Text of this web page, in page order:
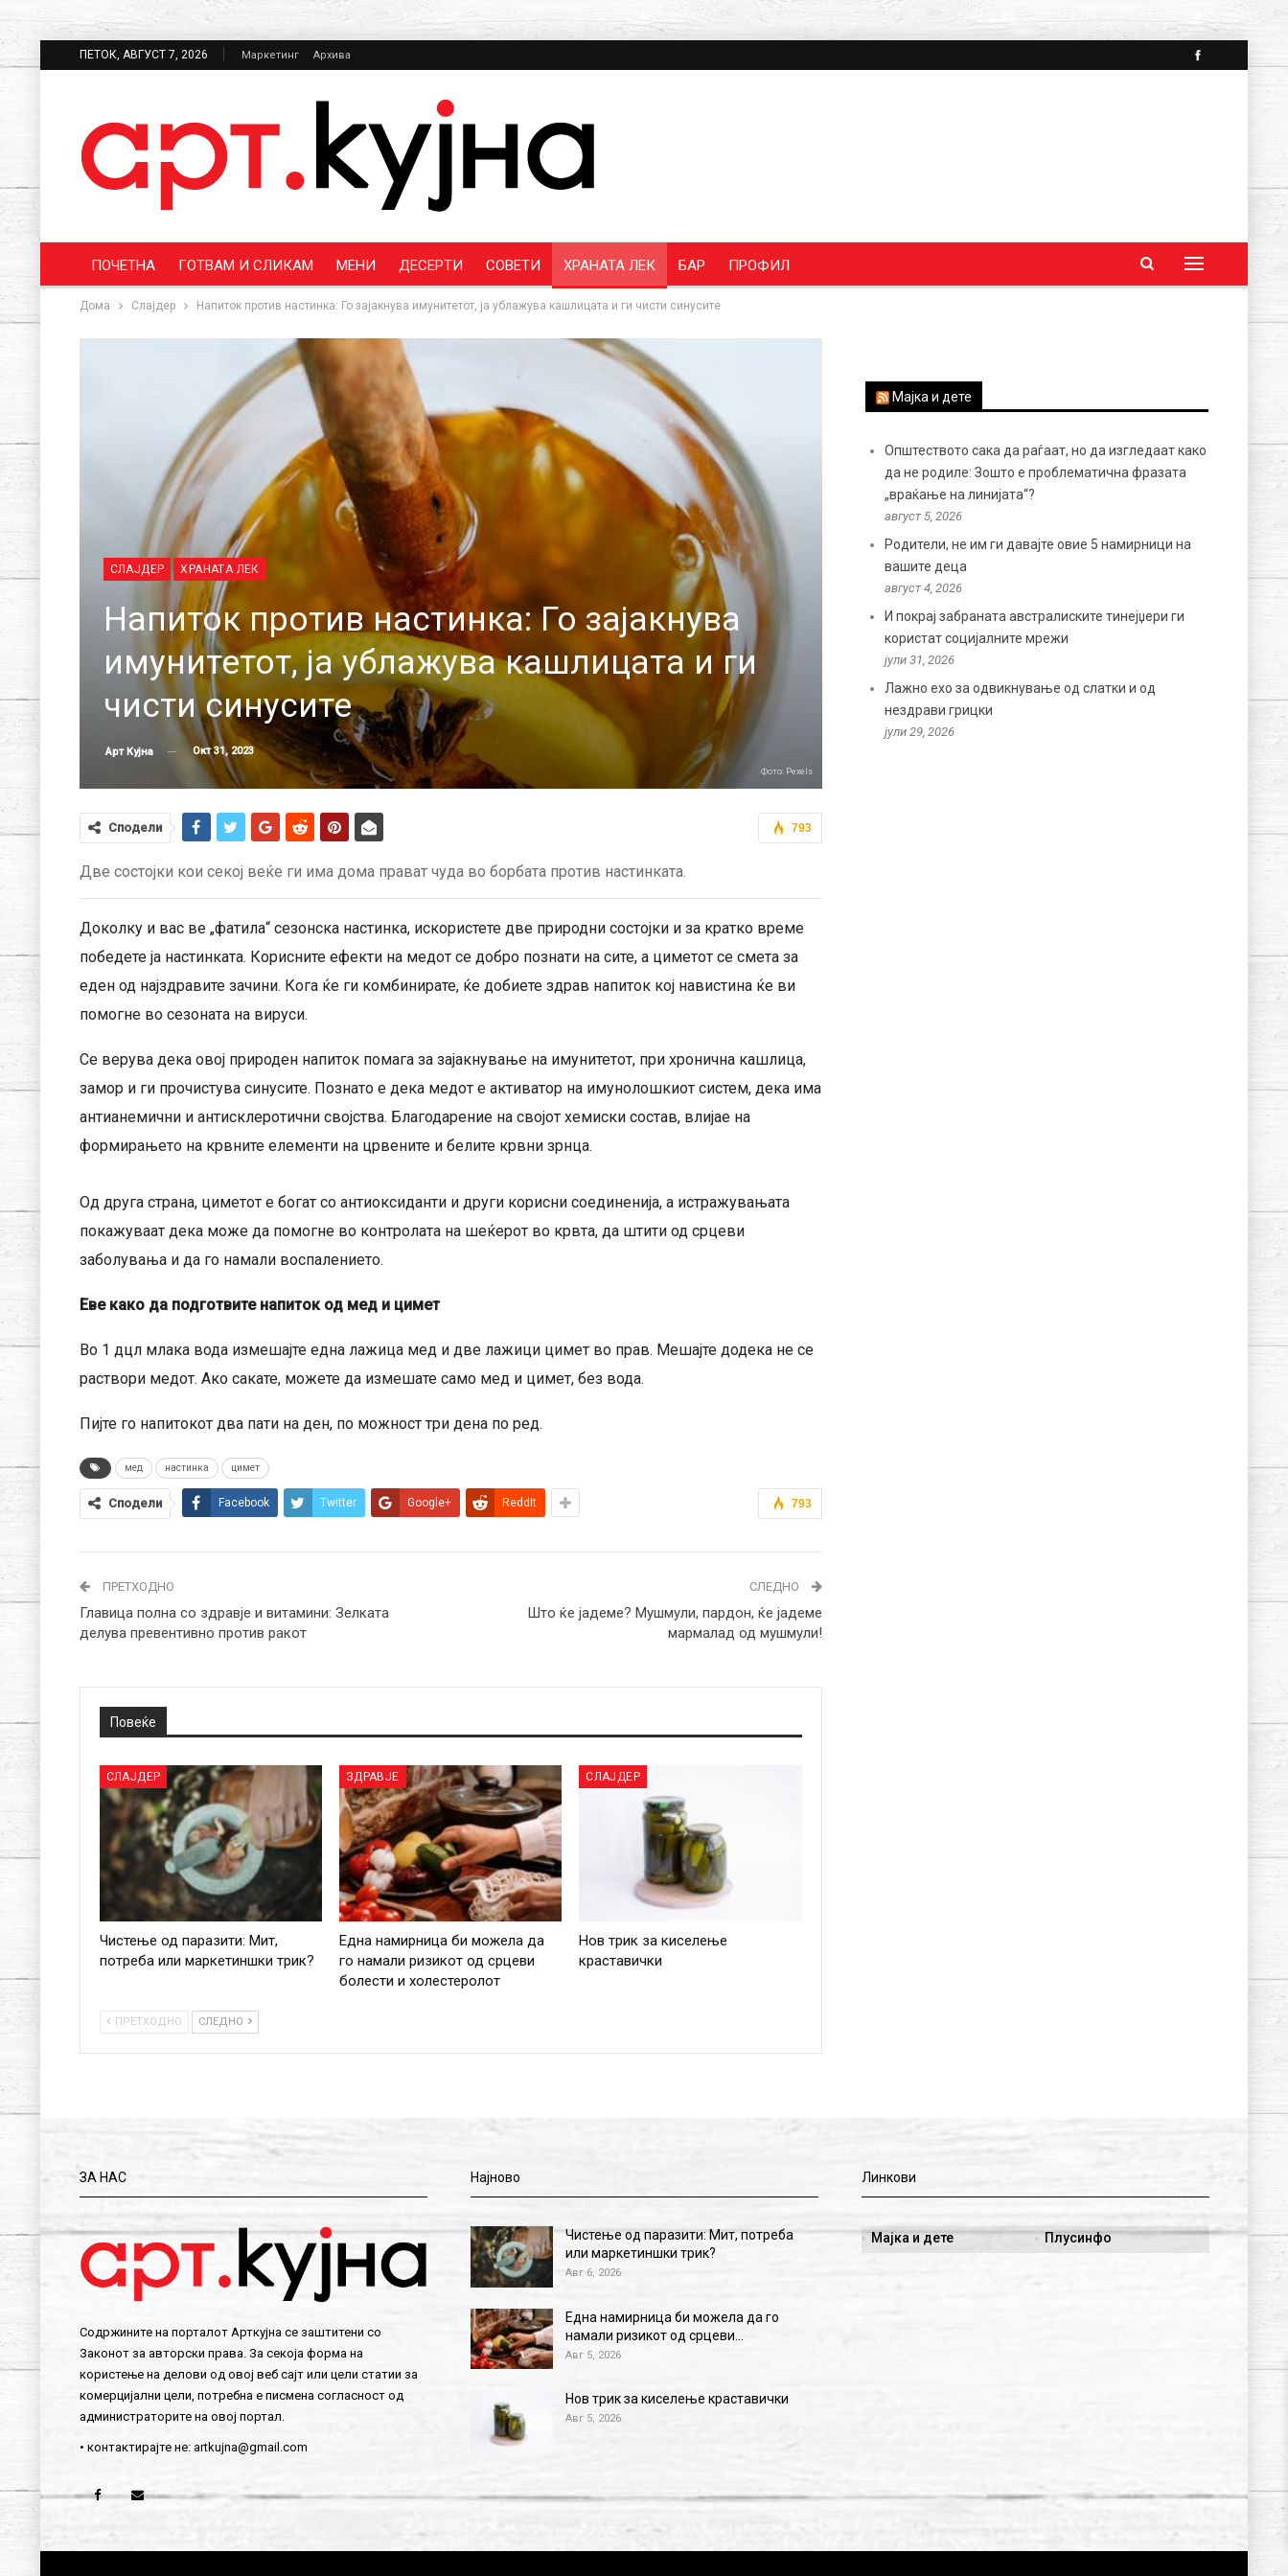
ПЕТОК, АВГУСТ 7, 2026 Маркетинг Архива
ПОЧЕТНА ГОТВАМ И СЛИКАМ МЕНИ ДЕСЕРТИ СОВЕТИ ХРАНАТА ЛЕК БАР ПРОФИЛ
Дома Слајдер Напиток против настинка: Го зајакнува имунитетот, ја ублажува кашлицата и ги чисти синусите
СЛАЈДЕР ХРАНАТА ЛЕК
Напиток против настинка: Го зајакнува
имунитетот, ја ублажува кашлицата и ги
чисти синусите
Арт Кујна Окт 31, 2023
Фото: Pexels
793
Сподели
Две состојки кои секој веќе ги има дома прават чуда во борбата против настинката.
Доколку и вас ве „фатила“ сезонска настинка, искористете две природни состојки и за кратко време
победете ја настинката. Корисните ефекти на медот се добро познати на сите, а циметот се смета за
еден од најздравите зачини. Кога ќе ги комбинирате, ќе добиете здрав напиток кој навистина ќе ви
помогне во сезоната на вируси.
Се верува дека овој природен напиток помага за зајакнување на имунитетот, при хронична кашлица,
замор и ги прочистува синусите. Познато е дека медот е активатор на имунолошкиот систем, дека има
антианемични и антисклеротични својства. Благодарение на својот хемиски состав, влијае на
формирањето на крвните елементи на црвените и белите крвни зрнца.
Од друга страна, циметот е богат со антиоксиданти и други корисни соединенија, а истражувањата
покажуваат дека може да помогне во контролата на шеќерот во крвта, да штити од срцеви
заболувања и да го намали воспалението.
Еве како да подготвите напиток од мед и цимет
Во 1 дцл млака вода измешајте една лажица мед и две лажици цимет во прав. Мешајте додека не се
раствори медот. Ако сакате, можете да измешате само мед и цимет, без вода.
Пијте го напитокот два пати на ден, по можност три дена по ред.
мед настинка цимет
793
Сподели Facebook Twitter Google+ ReddIt
ПРЕТХОДНО
Главица полна со здравје и витамини: Зелката
делува превентивно против ракот
СЛЕДНО
Што ќе јадеме? Мушмули, пардон, ќе јадеме
мармалад од мушмули!
Повеќе
СЛАЈДЕР
Чистење од паразити: Мит,
потреба или маркетиншки трик?
ЗДРАВЈЕ
Една намирница би можела да
го намали ризикот од срцеви
болести и холестеролот
СЛАЈДЕР
Нов трик за киселење
краставички
ПРЕТХОДНО СЛЕДНО
Мајка и дете
Општеството сака да раѓаат, но да изгледаат како
да не родиле: Зошто е проблематична фразата
„враќање на линијата“?
август 5, 2026
Родители, не им ги давајте овие 5 намирници на
вашите деца
август 4, 2026
И покрај забраната австралиските тинејџери ги
користат социјалните мрежи
јули 31, 2026
Лажно ехо за одвикнување од слатки и од
нездрави грицки
јули 29, 2026
ЗА НАС
Содржините на порталот Арткујна се заштитени со
Законот за авторски права. За секоја форма на
користење на делови од овој веб сајт или цели статии за
комерцијални цели, потребна е писмена согласност од
администраторите на овој портал.
• контактирајте не: artkujna@gmail.com
Најново
Чистење од паразити: Мит, потреба
или маркетиншки трик?
Авг 6, 2026
Една намирница би можела да го
намали ризикот од срцеви…
Авг 5, 2026
Нов трик за киселење краставички
Авг 5, 2026
Линкови
Мајка и дете Плусинфо